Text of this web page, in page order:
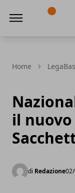
Home
il
di Redazione